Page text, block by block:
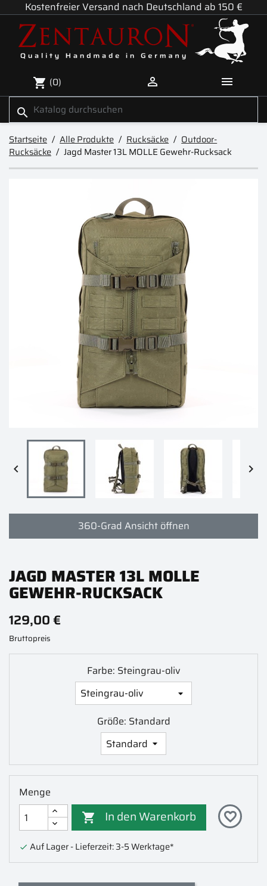
Kostenfreier Versand nach Deutschland ab 150 €
shopping_cart (0)  
search
Startseite Alle Produkte Rucksäcke
Outdoor-
Rucksäcke
Jagd Master 13L MOLLE Gewehr-Rucksack
 
360-Grad Ansicht öffnen
JAGD MASTER 13L MOLLE
GEWEHR-RUCKSACK
129,00 €
Bruttopreis
Farbe: Steingrau-oliv
Größe: Standard
Menge
 In den Warenkorb favorite_border
 Auf Lager - Lieferzeit: 3-5 Werktage*